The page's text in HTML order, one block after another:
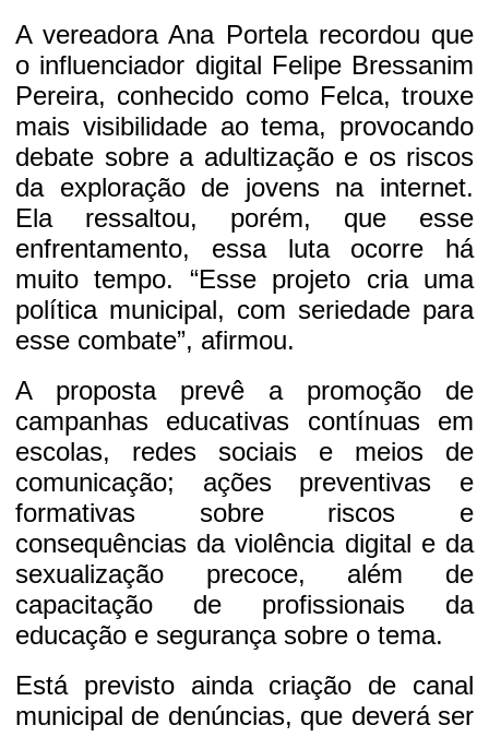
A vereadora Ana Portela recordou que
o influenciador digital Felipe Bressanim
Pereira, conhecido como Felca, trouxe
mais visibilidade ao tema, provocando
debate sobre a adultização e os riscos
da exploração de jovens na internet.
Ela ressaltou, porém, que esse
enfrentamento, essa luta ocorre há
muito tempo. “Esse projeto cria uma
política municipal, com seriedade para
esse combate”, afirmou.
A proposta prevê a promoção de
campanhas educativas contínuas em
escolas, redes sociais e meios de
comunicação; ações preventivas e
formativas sobre riscos e
consequências da violência digital e da
sexualização precoce, além de
capacitação de profissionais da
educação e segurança sobre o tema.
Está previsto ainda criação de canal
municipal de denúncias, que deverá ser